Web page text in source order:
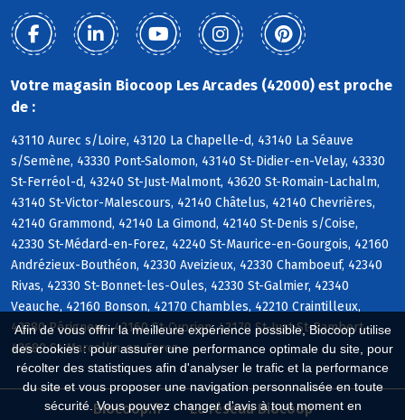
Afin de vous offrir la meilleure expérience possible, Biocoop utilise
des cookies : pour assurer une performance optimale du site, pour
récolter des statistiques afin d'analyser le trafic et la performance
du site et vous proposer une navigation personnalisée en toute
sécurité. Vous pouvez changer d'avis à tout moment en
Votre magasin Biocoop Les Arcades (42000) est proche
de :
43110 Aurec s/Loire, 43120 La Chapelle-d, 43140 La Séauve
s/Semène, 43330 Pont-Salomon, 43140 St-Didier-en-Velay, 43330
St-Ferréol-d, 43240 St-Just-Malmont, 43620 St-Romain-Lachalm,
43140 St-Victor-Malescours, 42140 Châtelus, 42140 Chevrières,
42140 Grammond, 42140 La Gimond, 42140 St-Denis s/Coise,
42330 St-Médard-en-Forez, 42240 St-Maurice-en-Gourgois, 42160
Andrézieux-Bouthéon, 42330 Aveizieux, 42330 Chamboeuf, 42340
Rivas, 42330 St-Bonnet-les-Oules, 42330 St-Galmier, 42340
Veauche, 42160 Bonson, 42170 Chambles, 42210 Craintilleux,
42380 Périgneux, 42160 St-Cyprien, 42170 St-Just-St-Rambert,
42680 St-Marcellin-en-Forez
Biocoop.fr Le réseau Biocoop